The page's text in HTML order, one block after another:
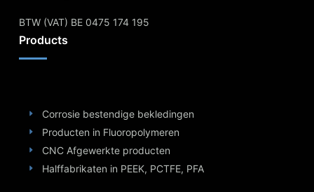
BTW (VAT) BE 0475 174 195
Products
Corrosie bestendige bekledingen
Producten in Fluoropolymeren
CNC Afgewerkte producten
Halffabrikaten in PEEK, PCTFE, PFA